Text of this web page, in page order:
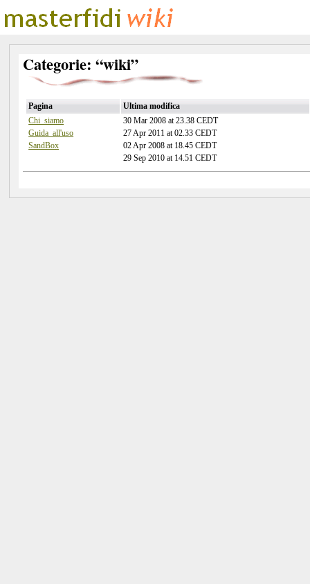
Categorie: “wiki”
Pagina Ultima modifica
Chi_siamo
30 Mar 2008 at 23.38 CEDT
Guida_all'uso
27 Apr 2011 at 02.33 CEDT
SandBox
02 Apr 2008 at 18.45 CEDT
29 Sep 2010 at 14.51 CEDT